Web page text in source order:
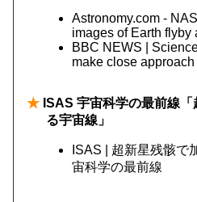
Astronomy.com -
images of Earth flyby
BBC NEWS |
make close approach
★ ISAS 宇宙科学の最前線
る宇宙線」
ISAS | 超新星残骸で
宙科学の最前線